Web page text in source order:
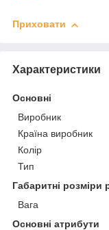
Приховати
Характеристики
Основні
Виробник
Країна виробник
Колір
Тип
Габаритні розміри
Вага
Основні атрибути